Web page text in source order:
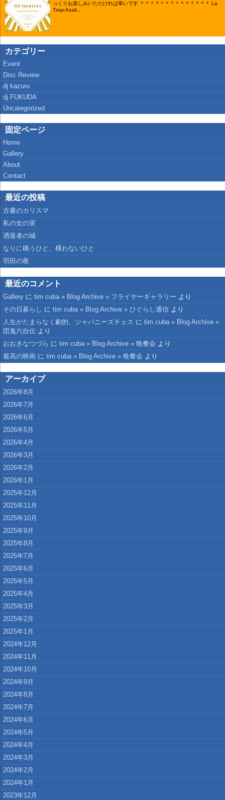
っくりお楽しみいただければ幸いです ＊＊＊＊＊＊＊＊＊＊＊＊＊＊ La
Tropi Azab..
カテゴリー
Event
Disc Review
dj kazuru
dj FUKUDA
Uncategorized
固定ページ
Home
Gallery
About
Contact
最近の投稿
古書のカリスマ
私の女の実
洒落者の城
なりに構うひと、構わないひと
羽田の夜
最近のコメント
Gallery に tim cuba » Blog Archive » フライヤーギャラリー より
その日暮らし に tim cuba » Blog Archive » ひぐらし通信 より
人生がたまらなく劇的、ジャパニーズチェス に tim cuba » Blog Archive »
団鬼六自伝 より
おおきなつづら に tim cuba » Blog Archive » 晩餐会 より
最高の映画 に tim cuba » Blog Archive » 晩餐会 より
アーカイブ
2026年8月
2026年7月
2026年6月
2026年5月
2026年4月
2026年3月
2026年2月
2026年1月
2025年12月
2025年11月
2025年10月
2025年9月
2025年8月
2025年7月
2025年6月
2025年5月
2025年4月
2025年3月
2025年2月
2025年1月
2024年12月
2024年11月
2024年10月
2024年9月
2024年8月
2024年7月
2024年6月
2024年5月
2024年4月
2024年3月
2024年2月
2024年1月
2023年12月